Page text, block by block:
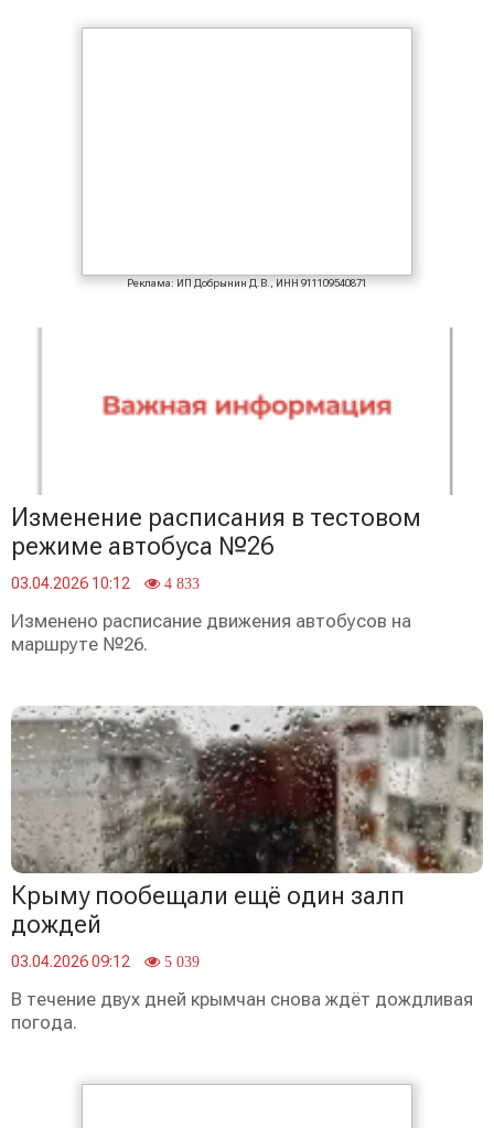
Реклама: ИП Добрынин Д.В., ИНН 911109540871
Изменение расписания в тестовом
режиме автобуса №26
03.04.2026 10:12 4 833
Изменено расписание движения автобусов на
маршруте №26.
Крыму пообещали ещё один залп
дождей
03.04.2026 09:12 5 039
В течение двух дней крымчан снова ждёт дождливая
погода.